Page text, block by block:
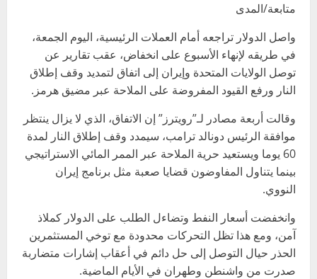
متابعة/المدى
واصل الدولار تراجعه أمام العملات الرئيسية، اليوم الجمعة،
في طريقه لإنهاء الأسبوع على انخفاض، عقب تقارير عن
توصل الولايات المتحدة ​وإيران إلى اتفاق لتمديد وقف إطلاق
النار ورفع القيود المفروضة على ‌الملاحة عبر مضيق هرمز.
وقالت أربعة مصادر لـ”رويترز” إن الاتفاق، الذي لا يزال ينتظر
موافقة الرئيس دونالد ترامب، سيمدد وقف إطلاق النار لمدة
60 يوما ويستعيد حرية الملاحة عبر الممر ​المائي الاستراتيجي
بينما يتناول المفاوضون قضايا صعبة مثل برنامج إيران
النووي.
وانخفضت أسعار ​النفط وتضاءل الطلب على الدولار كملاذ
آمن، ومع هذا تظل ⁠التحركات محدودة مع توخي المستثمرين
الحذر حيال التوصل إلى حل دائم في ​أعقاب إشارات متضاربة
صدرت من واشنطن وطهران في الأيام الماضية.